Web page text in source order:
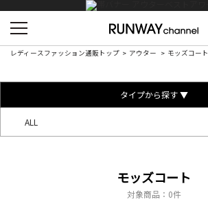
レディースファッション通販トップ アウター モッズコート
タイプから探す ▼
ALL
モッズコート
対象商品： 0件